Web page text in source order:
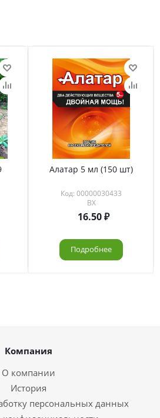
Алатар 5 мл (150 шт)
Код: 00000030433
ВХ
16.50
Подробнее
Компания
О компании
История
персональных данных